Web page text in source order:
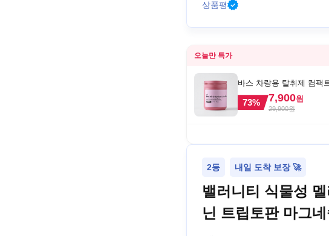
상품평
오늘만 특가
바스 차량용 탈취제 컴팩
73% 7,900원
29,900원
2등 내일 도착 보장 🚀
밸러니티 식물성
닌 트립토판 마그